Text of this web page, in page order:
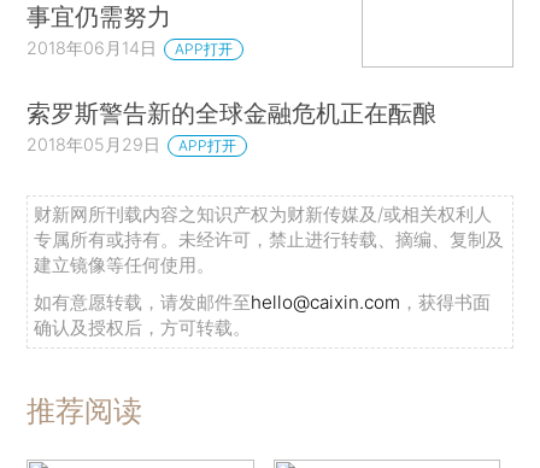
事宜仍需努力
2018年06月14日 APP打开
索罗斯警告新的全球金融危机正在酝酿
2018年05月29日 APP打开
财新网所刊载内容之知识产权为财新传媒及/或相关权利人
专属所有或持有。未经许可，禁止进行转载、摘编、复制及
建立镜像等任何使用。
如有意愿转载，请发邮件至hello@caixin.com ，获得书面
确认及授权后，方可转载。
推荐阅读